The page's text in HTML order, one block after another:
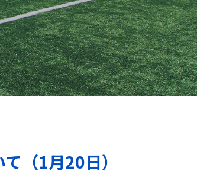
（1月20日）